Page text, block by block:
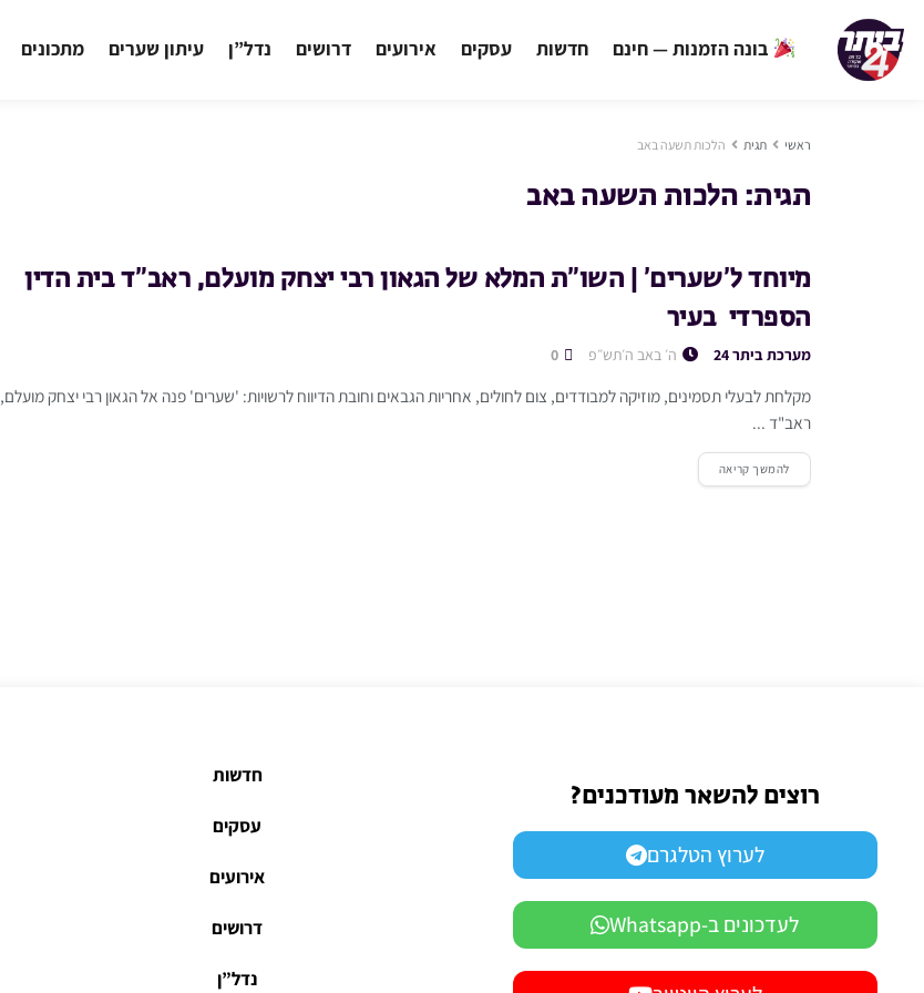
בונה הזמנות — חינם חדשות עסקים אירועים דרושים נדל”ן עיתון שערים מתכונים
ראשי תגית הלכות תשעה באב
תגית: הלכות תשעה באב
מיוחד ל’שערים’ | השו”ת המלא של הגאון רבי יצחק מועלם, ראב”ד בית הדין
הספרדי בעיר
מערכת ביתר 24 ה׳ באב ה׳תש״פ
מקלחת לבעלי תסמינים, מוזיקה למבודדים, צום לחולים, אחריות הגבאים וחובת הדיווח לרשויות: 'שערים' פנה אל הגאון רבי יצחק מועלם,
ראב"ד ...
להמשך קריאה
רוצים להשאר מעודכנים?
לערוץ הטלגרם
לעדכונים ב-Whatsapp
חדשות
עסקים
אירועים
דרושים
נדל”ן